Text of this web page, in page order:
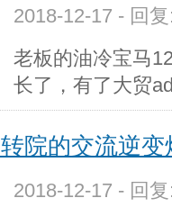
2018-12-17 - 回
老板的油冷宝马
长了，有了大贸
院的交流逆
2018-12-17 - 回